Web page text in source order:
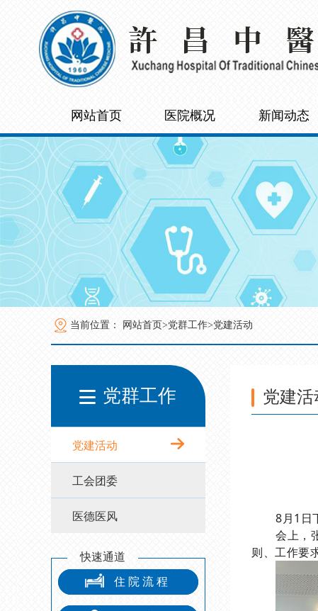
网站首页 医院概况 新闻动态
当前位置： 网站首页>党群工作>党建活动
党群工作
党建活动
工会团委
医德医风
快速通道
住院流程
党建活
8月1日
会上，
则、工作要